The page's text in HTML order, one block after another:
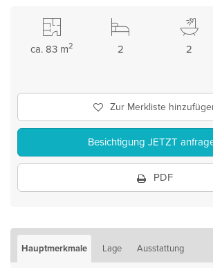
2
2
ca. 83 m2
Zur Merkliste
Besichtigung JETZT
PDF
Hauptmerkmale Lage Ausstattung